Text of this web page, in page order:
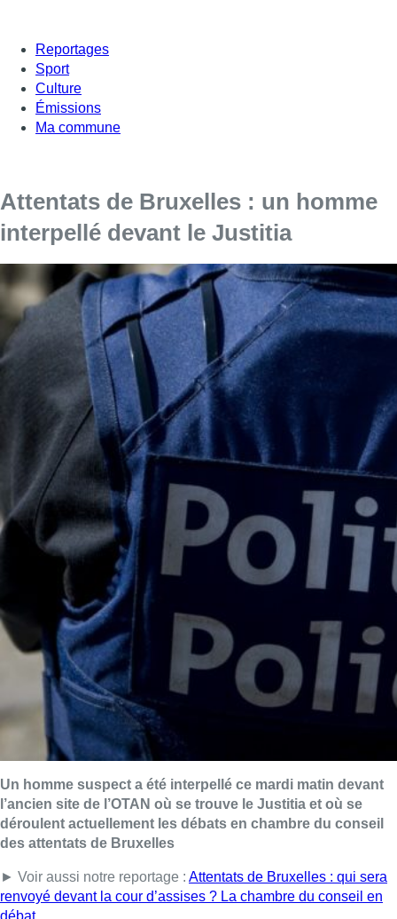
Reportages
Sport
Culture
Émissions
Ma commune
Attentats de Bruxelles : un homme
interpellé devant le Justitia
Un homme suspect a été interpellé ce mardi matin devant
l’ancien site de l’OTAN où se trouve le Justitia et où se
déroulent actuellement les débats en chambre du conseil
des attentats de Bruxelles
► Voir aussi notre reportage : Attentats de Bruxelles : qui sera
renvoyé devant la cour d’assises ? La chambre du conseil en
débat